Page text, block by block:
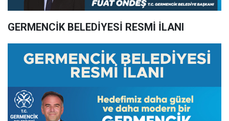
GERMENCİK BELEDİYESİ RESMİ İLANI